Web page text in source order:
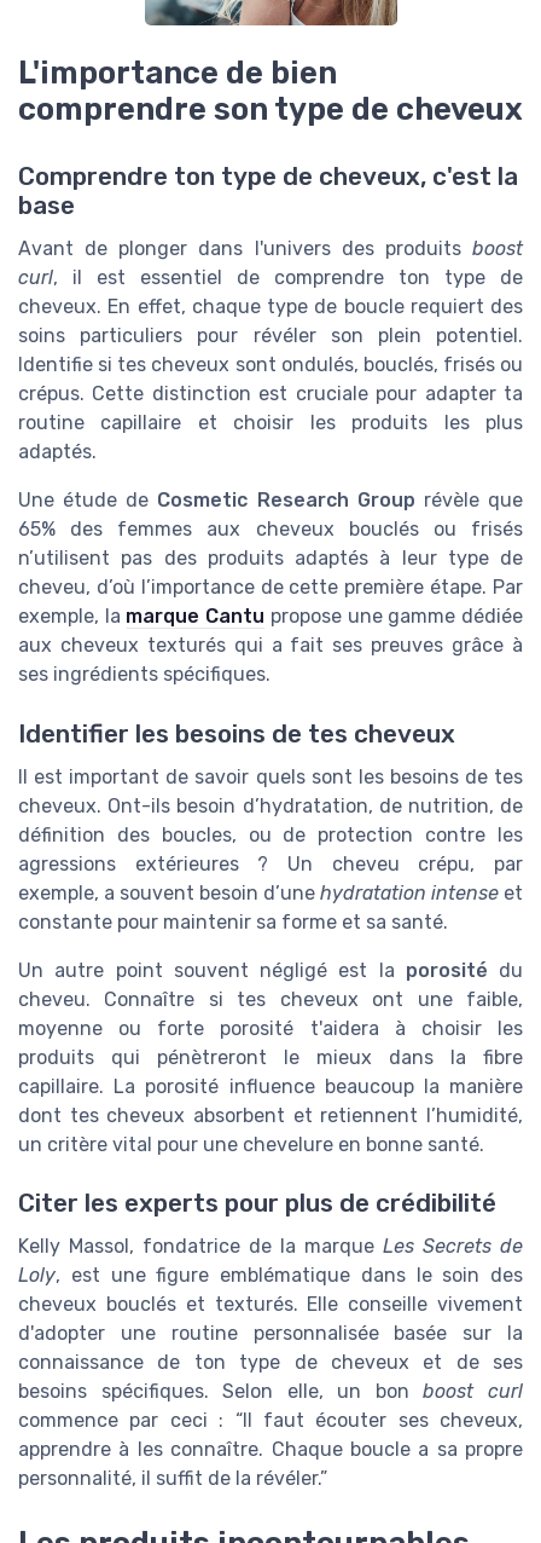
L'importance de bien
comprendre son type de cheveux
Comprendre ton type de cheveux, c'est la
base
Avant de plonger dans l'univers des produits boost
curl, il est essentiel de comprendre ton type de
cheveux. En effet, chaque type de boucle requiert des
soins particuliers pour révéler son plein potentiel.
Identifie si tes cheveux sont ondulés, bouclés, frisés ou
crépus. Cette distinction est cruciale pour adapter ta
routine capillaire et choisir les produits les plus
adaptés.
Une étude de Cosmetic Research Group révèle que
65% des femmes aux cheveux bouclés ou frisés
n’utilisent pas des produits adaptés à leur type de
cheveu, d’où l’importance de cette première étape. Par
exemple, la marque Cantu propose une gamme dédiée
aux cheveux texturés qui a fait ses preuves grâce à
ses ingrédients spécifiques.
Identifier les besoins de tes cheveux
Il est important de savoir quels sont les besoins de tes
cheveux. Ont-ils besoin d’hydratation, de nutrition, de
définition des boucles, ou de protection contre les
agressions extérieures ? Un cheveu crépu, par
exemple, a souvent besoin d’une hydratation intense et
constante pour maintenir sa forme et sa santé.
Un autre point souvent négligé est la porosité du
cheveu. Connaître si tes cheveux ont une faible,
moyenne ou forte porosité t'aidera à choisir les
produits qui pénètreront le mieux dans la fibre
capillaire. La porosité influence beaucoup la manière
dont tes cheveux absorbent et retiennent l’humidité,
un critère vital pour une chevelure en bonne santé.
Citer les experts pour plus de crédibilité
Kelly Massol, fondatrice de la marque Les Secrets de
Loly, est une figure emblématique dans le soin des
cheveux bouclés et texturés. Elle conseille vivement
d'adopter une routine personnalisée basée sur la
connaissance de ton type de cheveux et de ses
besoins spécifiques. Selon elle, un bonboost curl
commence par ceci : “Il faut écouter ses cheveux,
apprendre à les connaître. Chaque boucle a sa propre
personnalité, il suffit de la révéler.”